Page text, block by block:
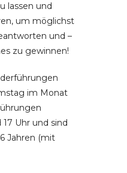
lassen und
um möglichst
und –
zu gewinnen!
im Monat
17 Uhr und sind
Jahren (mit